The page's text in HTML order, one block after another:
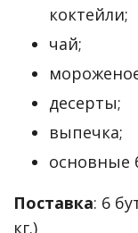
коктейли;
чай;
десерты;
выпечка;
основные
Поставка: 6
кг.)